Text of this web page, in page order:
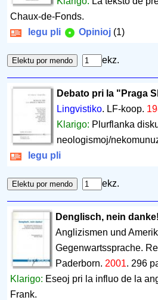
Chaux-de-Fonds.
legu pli
Opinioj (1)
ekz.
Debato pri la "Praga
Lingvistiko. LF-koop.
Klarigo: Plurflanka
neologismoj/
legu pli
ekz.
Denglisch, nein
Anglizismen und
Gegenwartssprache.
Paderborn. 2001. 296
Klarigo: Eseoj pri la influo de la
Frank.